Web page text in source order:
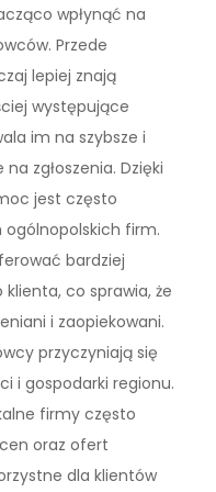
wpłynąć na
Przede
lepiej znają
występujące
im na szybsze i
zgłoszenia. Dzięki
jest często
ogólnopolskich firm.
bardziej
co sprawia, że
i zaopiekowani.
przyczyniają się
i gospodarki regionu.
firmy często
oraz ofert
dla klientów